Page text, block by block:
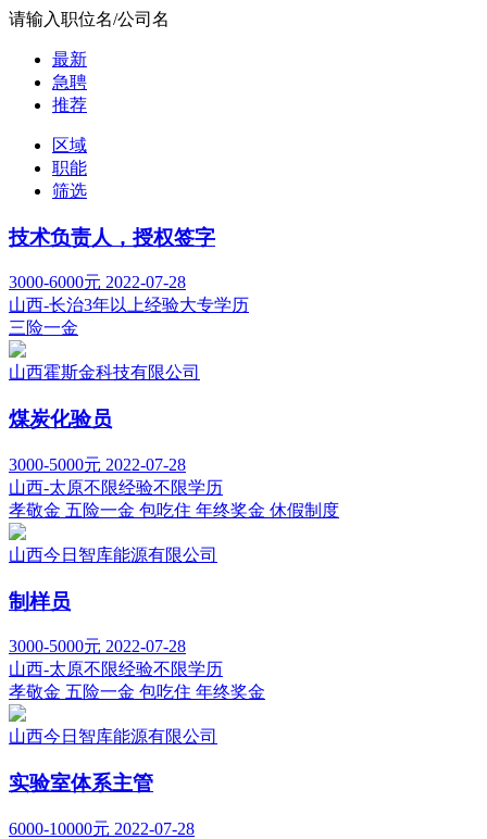
请输入职位名/公司名
最新
急聘
推荐
区域
职能
筛选
技术负责人，授权签字
3000-6000元 2022-07-28
山西-长治3年以上经验大专学历
三险一金
山西霍斯金科技有限公司
煤炭化验员
3000-5000元 2022-07-28
山西-太原不限经验不限学历
孝敬金 五险一金 包吃住 年终奖金 休假制度
山西今日智库能源有限公司
制样员
3000-5000元 2022-07-28
山西-太原不限经验不限学历
孝敬金 五险一金 包吃住 年终奖金
山西今日智库能源有限公司
实验室体系主管
6000-10000元 2022-07-28